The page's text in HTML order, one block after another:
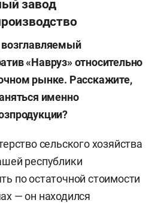
завод
«Навруз» относительно
рынке. Расскажите,
именно
сельского хозяйства
республики
по остаточной стоимости
— он находился